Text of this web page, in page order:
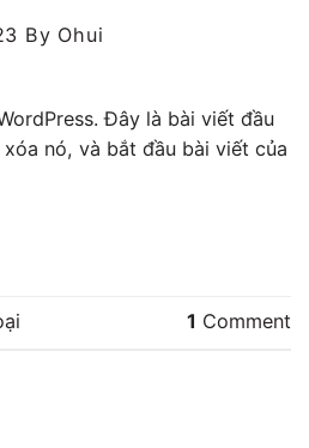
By Ohui
Đây là bài viết đầu
nó, và bắt đầu bài viết của
1 Comment